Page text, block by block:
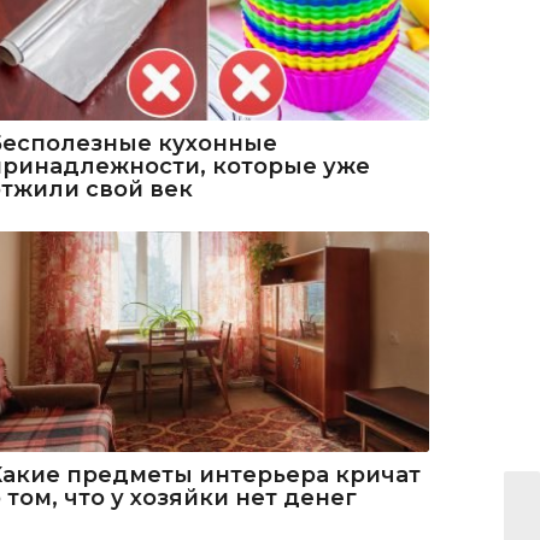
кухонные
которые уже
свой век
предметы интерьера кричат
том, что у хозяйки нет денег